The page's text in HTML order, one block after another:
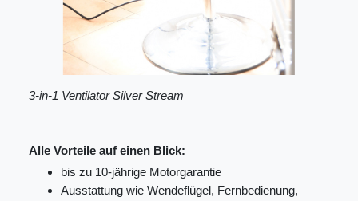
3-in-1 Ventilator Silver Stream
Alle Vorteile auf einen Blick:
bis zu 10-jährige Motorgarantie
Ausstattung wie Wendeflügel, Fernbedienung,